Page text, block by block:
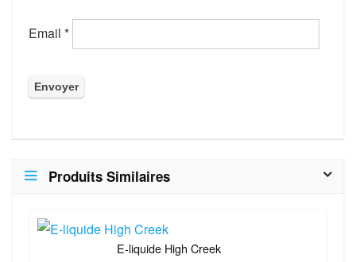
Email *
Produits Similaires
E-liquide High Creek